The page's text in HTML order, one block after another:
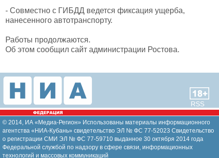
- Совместно с ГИБДД ведется фиксация ущерба,
нанесенного автотранспорту.
Работы продолжаются.
Об этом сообщил сайт администрации Ростова.
RSS
© 2014, ИА «Медиа-Регион» Использованы материалы информационного
агентства «НИА-Кубань» свидетельство ЭЛ № ФС 77-52023 Свидетельство
о регистрации СМИ ЭЛ № ФС 77-59710 выданное 30 октября 2014 года
Федеральной службой по надзору в сфере связи, информационных
технологий и массовых коммуникаций